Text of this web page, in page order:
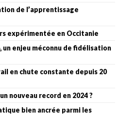
de l’apprentissage
expérimentée en Occitanie
un enjeu méconnu de fidélisation
en chute constante depuis 20
nouveau record en 2024 ?
bien ancrée parmi les